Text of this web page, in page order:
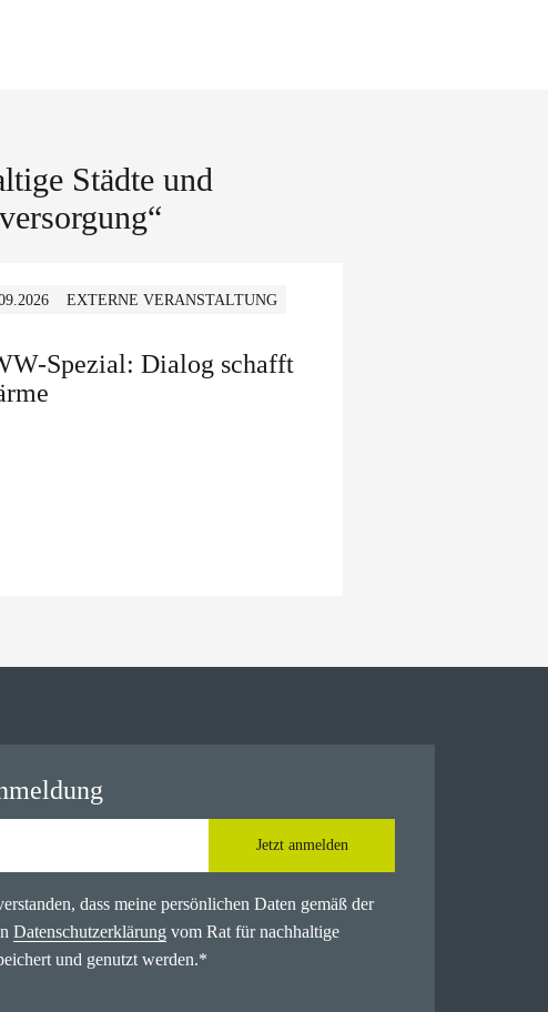
Städte und
EXTERNE VERANSTALTUNG
Spezial: Dialog schafft
Jetzt anmelden
dass meine persönlichen Daten gemäß der
Datenschutzerklärung vom Rat für nachhaltige
und genutzt werden.*